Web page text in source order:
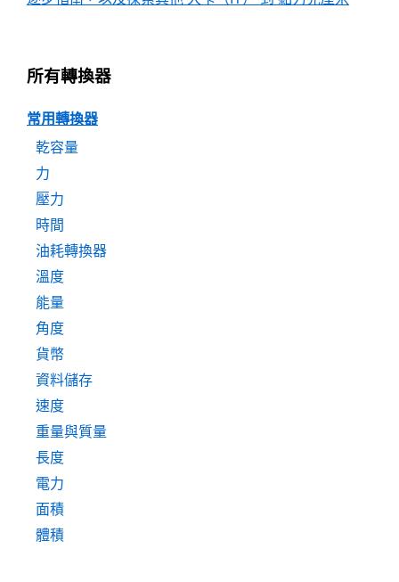
所有轉換器
常用轉換器
乾容量
力
壓力
時間
油耗轉換器
溫度
能量
角度
貨幣
資料儲存
速度
重量與質量
長度
電力
面積
體積